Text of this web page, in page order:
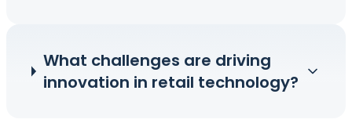
What challenges are driving
innovation in retail technology?